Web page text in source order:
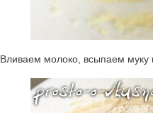
Вливаем молоко, всыпаем муку